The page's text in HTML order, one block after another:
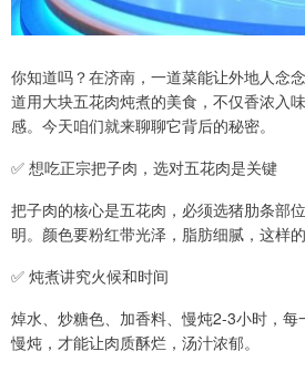
你知道吗？在济南，一道菜能让外地人念
道用大块五花肉炖煮的美食，不仅香浓入
感。今天咱们就来聊聊它背后的秘密。
✅ 想吃正宗把子肉，选对五花肉是关键
把子肉的核心是五花肉，必须选猪肋条部
明。颜色要粉红带光泽，脂肪细腻，这样
✅ 炖煮讲究火候和时间
焯水、炒糖色、加香料、慢炖2-3小时，每
慢炖，才能让肉质酥烂，汤汁浓郁。